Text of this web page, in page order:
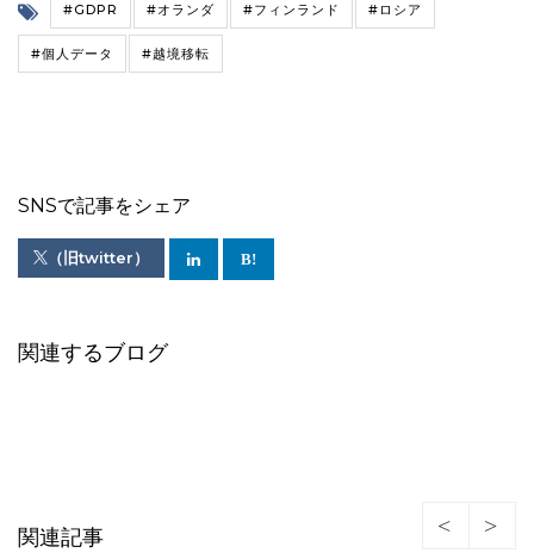
#GDPR #オランダ #フィンランド #ロシア
#個人データ #越境移転
SNSで記事をシェア
（旧twitter）
関連するブログ
関連記事